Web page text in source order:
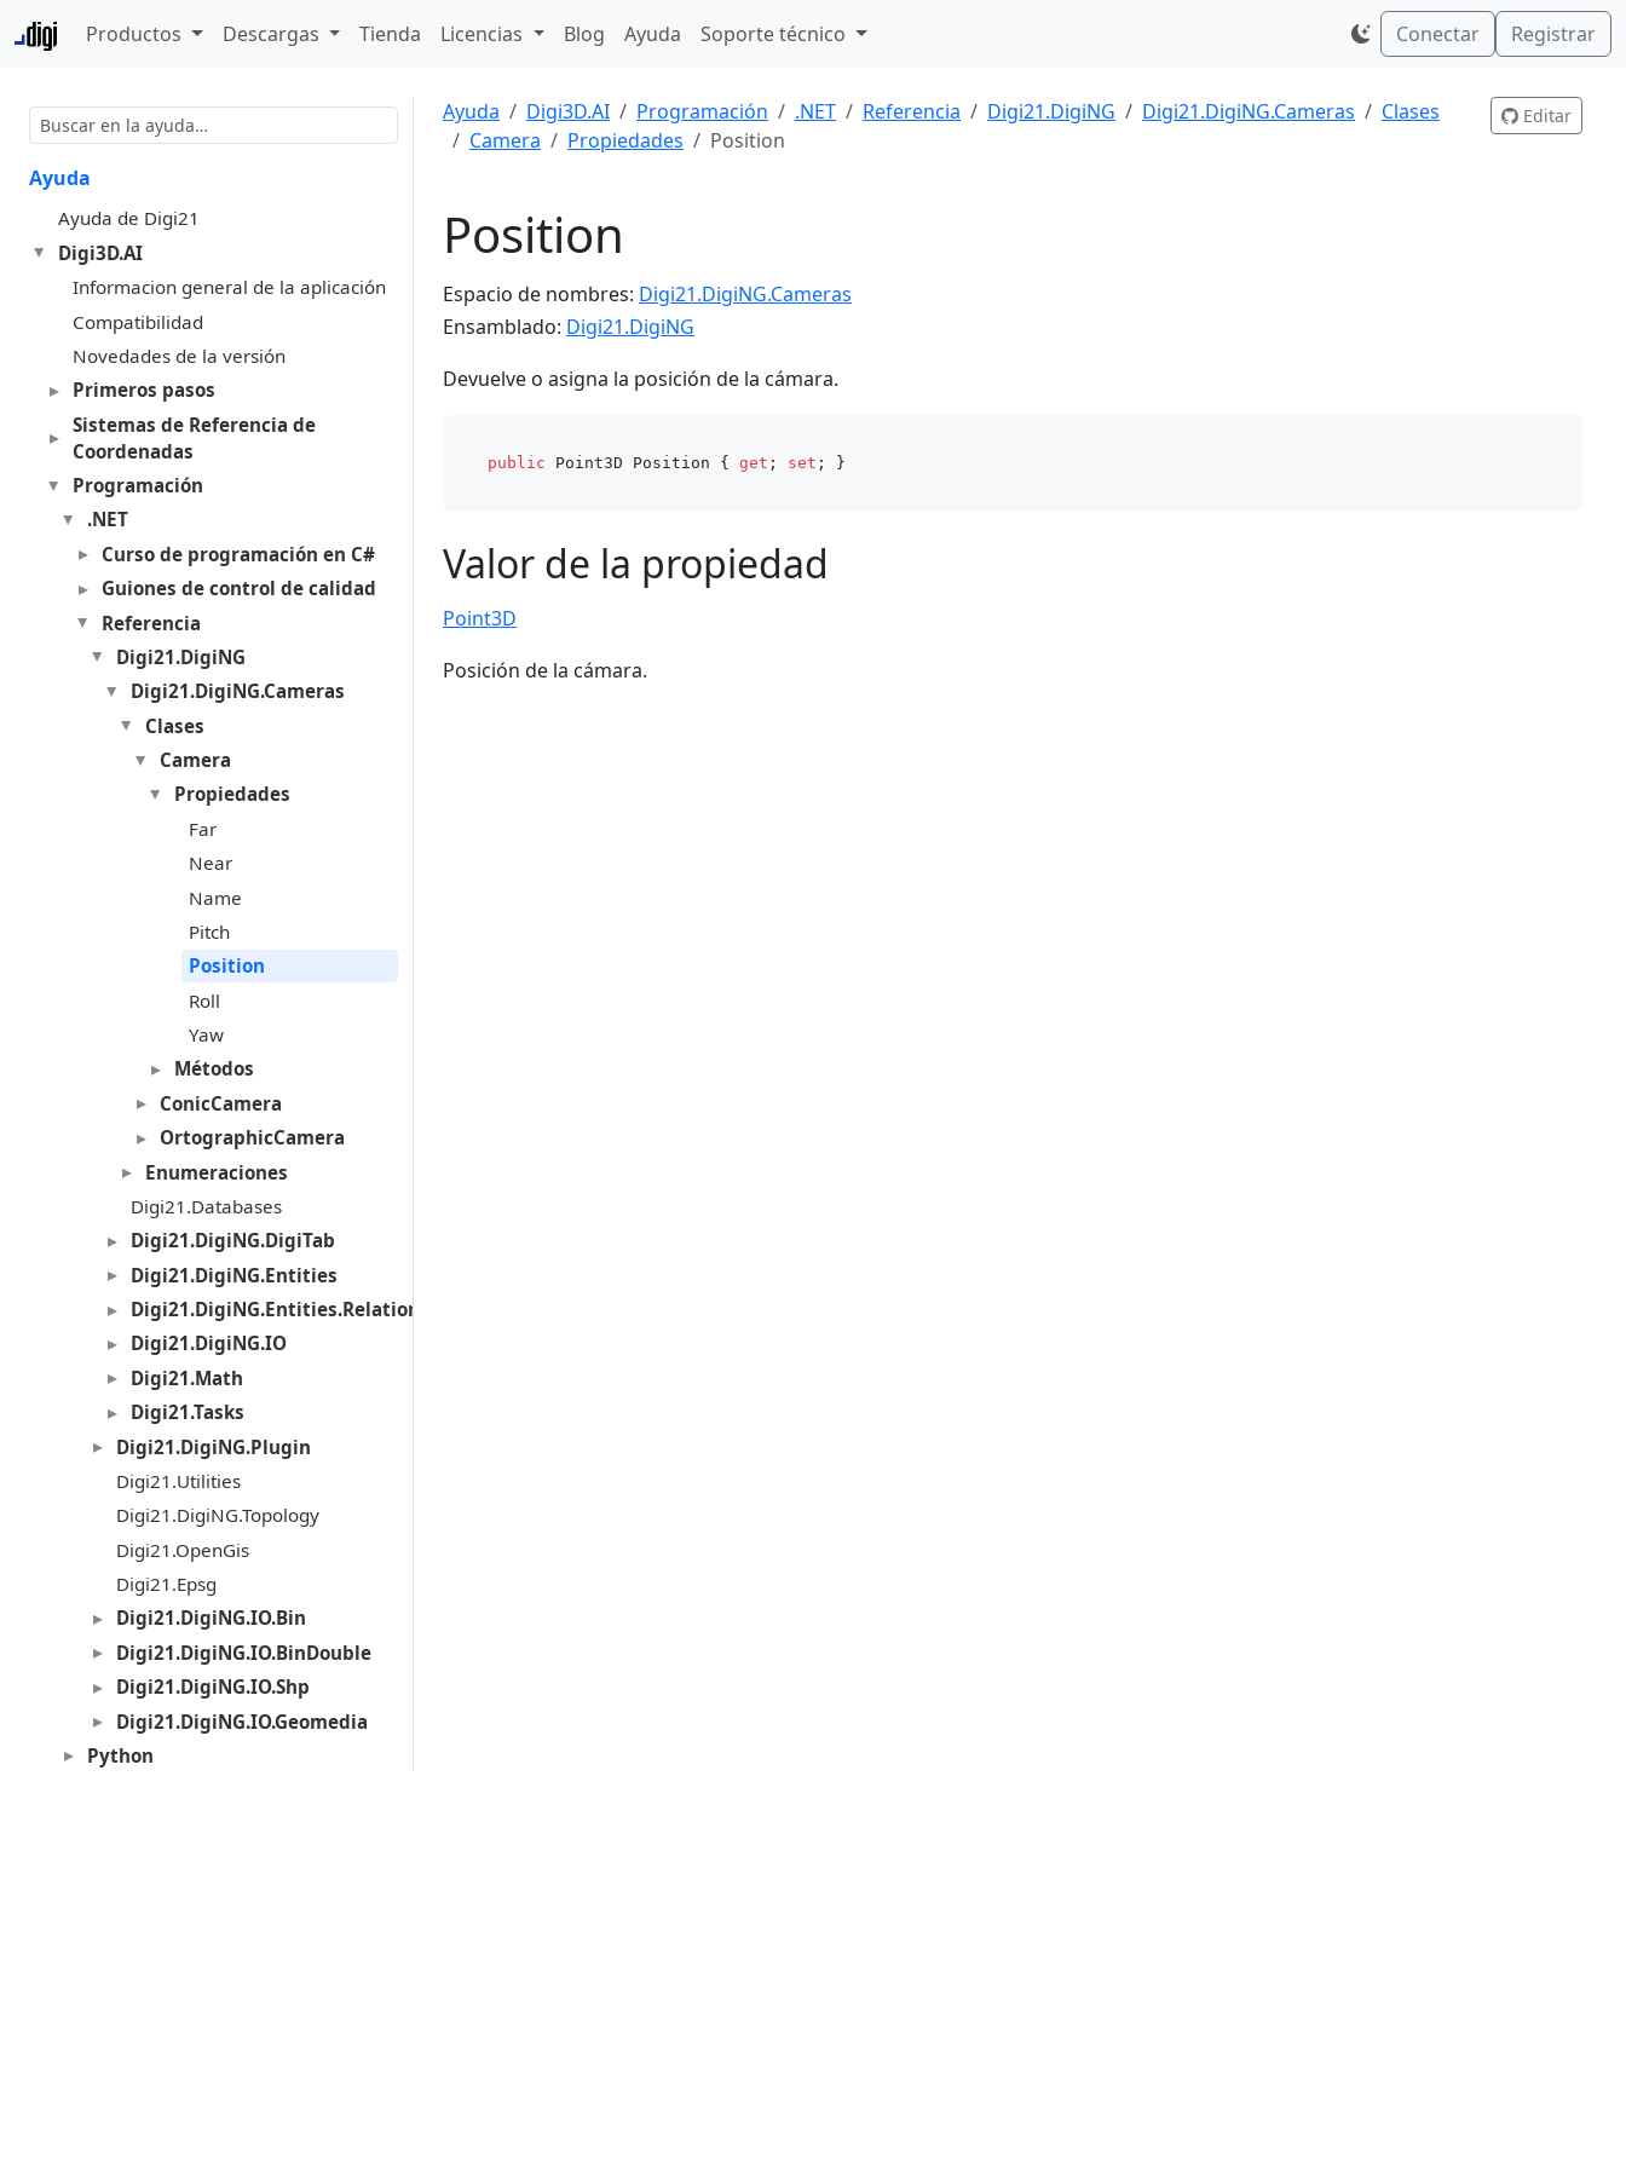
Productos Descargas Tienda Licencias Blog Ayuda Soporte técnico Conectar Registrar
Ayuda
Ayuda de Digi21
Digi3D.AI
Informacion general de la aplicación
Compatibilidad
Novedades de la versión
Primeros pasos
Sistemas de Referencia de
Coordenadas
Programación
.NET
Curso de programación en C#
Guiones de control de calidad
Referencia
Digi21.DigiNG
Digi21.DigiNG.Cameras
Clases
Camera
Propiedades
Far
Near
Name
Pitch
Position
Roll
Yaw
Métodos
ConicCamera
OrtographicCamera
Enumeraciones
Digi21.Databases
Digi21.DigiNG.DigiTab
Digi21.DigiNG.Entities
Digi21.DigiNG.Entities.Relations
Digi21.DigiNG.IO
Digi21.Math
Digi21.Tasks
Digi21.DigiNG.Plugin
Digi21.Utilities
Digi21.DigiNG.Topology
Digi21.OpenGis
Digi21.Epsg
Digi21.DigiNG.IO.Bin
Digi21.DigiNG.IO.BinDouble
Digi21.DigiNG.IO.Shp
Digi21.DigiNG.IO.Geomedia
Python
Ayuda Digi3D.AI Programación .NET Referencia Digi21.DigiNG Digi21.DigiNG.Cameras
Clases
Camera
Propiedades Position
Editar
Position
Espacio de nombres: Digi21.DigiNG.Cameras
Ensamblado: Digi21.DigiNG
Devuelve o asigna la posición de la cámara.
public Point3D Position { get ; set
Valor de la propiedad
Point3D
Posición de la cámara.